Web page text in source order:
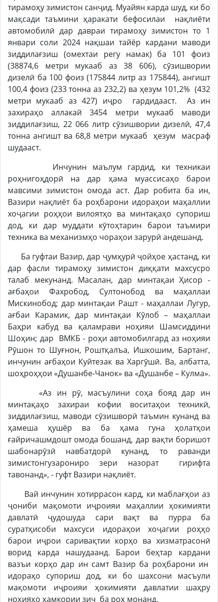
тирамоҳу зимистон санҷид. Муайян карда шуд, ки бо
мақсади таъмини ҳаракати бефосилаи нақлиёти
автомобилӣ дар давраи тирамоҳу зимистон то 1
январи соли 2024 нақшаи тайёр кардани маводи
зиддилағзиш (омехтаи регу намак) ба 101 фоиз
(38874,6 метри мукааб аз 38 606), сӯзишвории
дизелӣ ба 100 фоиз (175844 литр аз 175844), ангишт
100,4 фоиз (233 тонна аз 232,2) ва ҳезум 101,2% (432
метри мукааб аз 427) иҷро гардидааст. Аз ин
захираҳо аллакай 3454 метри мукааб маводи
зиддилағзиш, 22 066 литр сӯзишвории дизелӣ, 47,4
тонна ангишт ва 68,8 метри мукааб ҳезум масраф
шудааст.
Инчунин маълум гардид, ки техникаи
роҳнигоҳдорӣ на дар ҳама муассисаҳо барои
мавсими зимистон омода аст. Дар робита ба ин,
Вазири нақлиёт ба роҳбарони идораҳои маҳаллии
хоҷагии роҳҳои вилоятҳо ва минтақаҳо супориш
дод, ки дар муддати кӯтоҳтарин барои таъмири
техника ва механизмҳо чораҳои зарурӣ андешанд.
Ба гуфтаи Вазир, дар ҷумҳурӣ ҷойҳое ҳастанд, ки
дар фасли тирамоҳу зимистон диққати махсусро
талаб мекунанд. Масалан, дар минтақаи Ҳисор -
ағбаҳои Фахробод, Султонобод ва маҳаллаи
Мискинобод; дар минтақаи Рашт - маҳаллаи Лугур,
ағбаи Карамик, дар минтақаи Кӯлоб – маҳаллаи
Баҳри кабуд ва қаламрави ноҳияи Шамсиддини
Шоҳин; дар ВМКБ - роҳи автомобилгард аз ноҳияи
Рӯшон то Шуғнон, Роштқалъа, Ишкошим, Бартанг,
инчунин ағбаҳои Куйтезак ва Харгӯшӣ. Ва, албатта,
шоҳроҳҳои «Душанбе-Чанок» ва «Душанбе – Кулма».
«Аз ин рӯ, масъулини соҳа бояд дар ин
минтақаҳо захираи кофии воситаҳои техникӣ,
зиддилағзиш, маводи сӯзишворӣ таъмин кунанд ва
ҳамеша ҳушёр ва ба ҳама гуна ҳолатҳои
ғайричашмдошт омода бошанд, дар вақти боришот
шабонарӯзӣ навбатдорӣ кунанд, то раванди
зимистонгузарониро зери назорат гирифта
тавонанд», - гуфт Вазири нақлиёт.
Вай инчунин хотиррасон кард, ки маблағҳои аз
ҷониби мақомоти иҷроияи маҳаллии ҳокимияти
давлатӣ ҷудошуда сари вақт ва пурра ба
суратҳисоби махсуси идораҳои хоҷагии роҳҳо
барои иҷрои саривақтии корҳо ва хизматрасонӣ
ворид карда нашудаанд. Барои беҳтар кардани
вазъи корҳо дар ин самт Вазир ба роҳбарони ин
идораҳо супориш дод, ки бо шахсони масъули
мақомоти иҷроияи ҳокимияти давлатии шаҳру
ноҳияҳо ҳамкории зич ба роҳ монанд.